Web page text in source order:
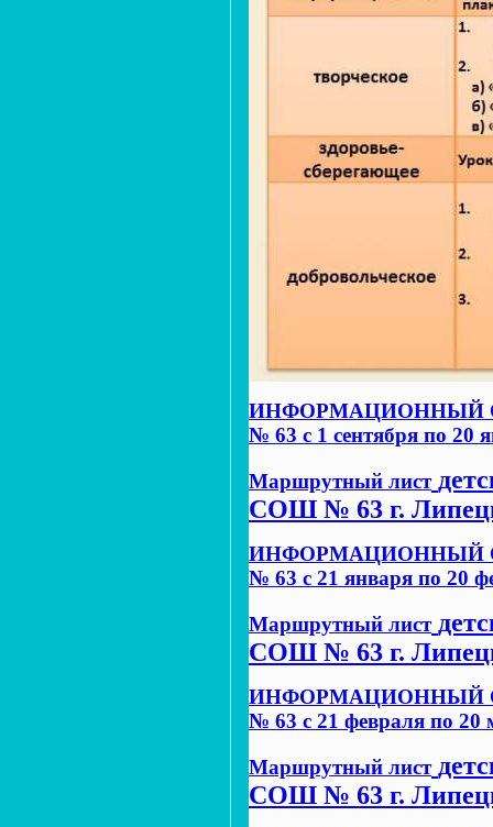
ИНФОРМАЦИОННЫЙ
№ 63 с 1 сентября по 20
Маршрутный лист
СОШ № 63 г.
ИНФОРМАЦИОННЫЙ
№ 63 с 21 января по 20
Маршрутный лист
СОШ № 63 г.
ИНФОРМАЦИОННЫЙ
№ 63 с 21 февраля по 20
Маршрутный лист
СОШ № 63 г.